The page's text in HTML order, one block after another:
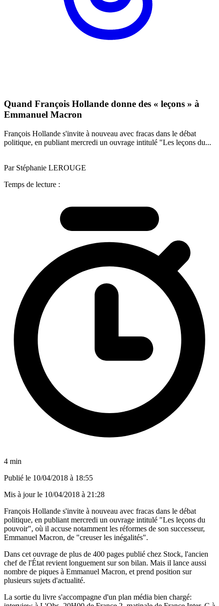
Quand François Hollande donne des « leçons » à
Emmanuel Macron
François Hollande s'invite à nouveau avec fracas dans le débat
politique, en publiant mercredi un ouvrage intitulé "Les leçons du...
Par Stéphanie LEROUGE
Temps de lecture :
4 min
Publié le 10/04/2018 à 18:55
Mis à jour le 10/04/2018 à 21:28
François Hollande s'invite à nouveau avec fracas dans le débat
politique, en publiant mercredi un ouvrage intitulé "Les leçons du
pouvoir", où il accuse notamment les réformes de son successeur,
Emmanuel Macron, de "creuser les inégalités".
Dans cet ouvrage de plus de 400 pages publié chez Stock, l'ancien
chef de l'État revient longuement sur son bilan. Mais il lance aussi
nombre de piques à Emmanuel Macron, et prend position sur
plusieurs sujets d'actualité.
La sortie du livre s'accompagne d'un plan média bien chargé: